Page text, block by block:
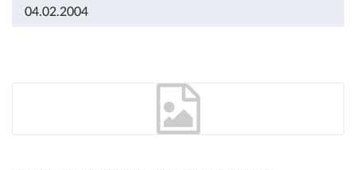
04.02.2004